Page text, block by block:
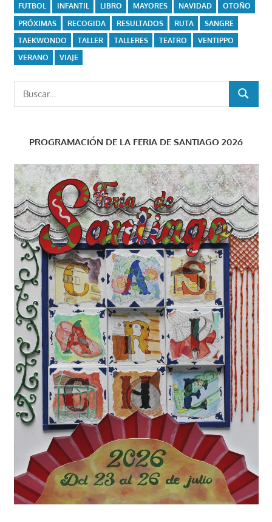
FUTBOL INFANTIL LIBRO MAYORES NAVIDAD
OTOÑO
PRÓXIMAS
RECOGIDA RESULTADOS RUTA
SANGRE
TAEKWONDO
TALLER TALLERES TEATRO
VENTIPPO
VERANO
VIAJE
BUSCAR
PROGRAMACIÓN DE LA FERIA DE SANTIAGO 2026